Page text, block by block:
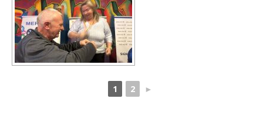
1 2 ►